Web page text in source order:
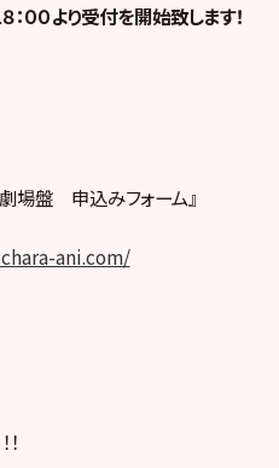
：００より受付を開始致します！
劇場盤 申込みフォーム』
ani.com/